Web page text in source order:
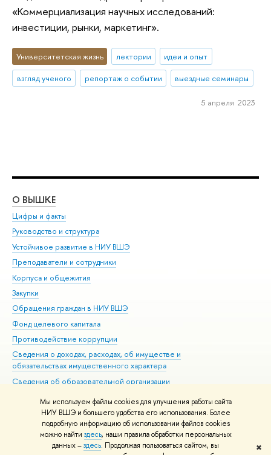
Мы используем файлы cookies для улучшения работы сайта
НИУ ВШЭ и большего удобства его использования. Более
подробную информацию об использовании файлов cookies
можно найти здесь, наши правила обработки персональных
данных –здесь. Продолжая пользоваться сайтом, вы
✖
«Коммерциализация научных исследований:
инвестиции, рынки, маркетинг».
Университетская жизнь лектории
идеи и опыт
взгляд ученого
репортаж о событии выездные семинары
5 апреля 2023
О ВЫШКЕ
Цифры и факты
Руководство и структура
Устойчивое развитие в НИУ ВШЭ
Преподаватели и сотрудники
Корпуса и общежития
Закупки
Обращения граждан в НИУ ВШЭ
Фонд целевого капитала
Противодействие коррупции
Сведения о доходах, расходах, об имуществе и
обязательствах имущественного характера
Сведения об образовательной организации
Людям с ограниченными возможностями здоровья
Единая платежная страница
Работа в Вышке